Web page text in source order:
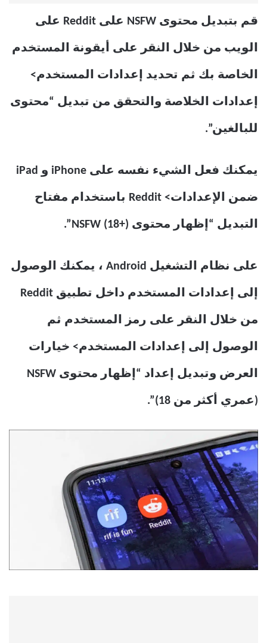
قم بتبديل محتوى NSFW على Reddit على
الويب من خلال النقر على أيقونة المستخدم
الخاصة بك ثم تحديد إعدادات المستخدم>
إعدادات الخلاصة والتحقق من تبديل “محتوى
للبالغين”.
يمكنك فعل الشيء نفسه على iPhone و iPad
ضمن الإعدادات> Reddit باستخدام مفتاح
التبديل “إظهار محتوى NSFW (18+)”.
على نظام التشغيل Android ، يمكنك الوصول
إلى إعدادات المستخدم داخل تطبيق Reddit
من خلال النقر على رمز المستخدم ثم
الوصول إلى إعدادات المستخدم> خيارات
العرض وتبديل إعداد “إظهار محتوى NSFW
(عمري أكثر من 18)”.